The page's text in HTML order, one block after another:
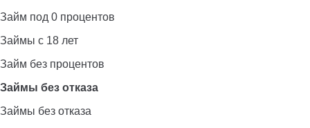
Займ под 0 процентов
Займы с 18 лет
Займ без процентов
Займы без отказа
Займы без отказа